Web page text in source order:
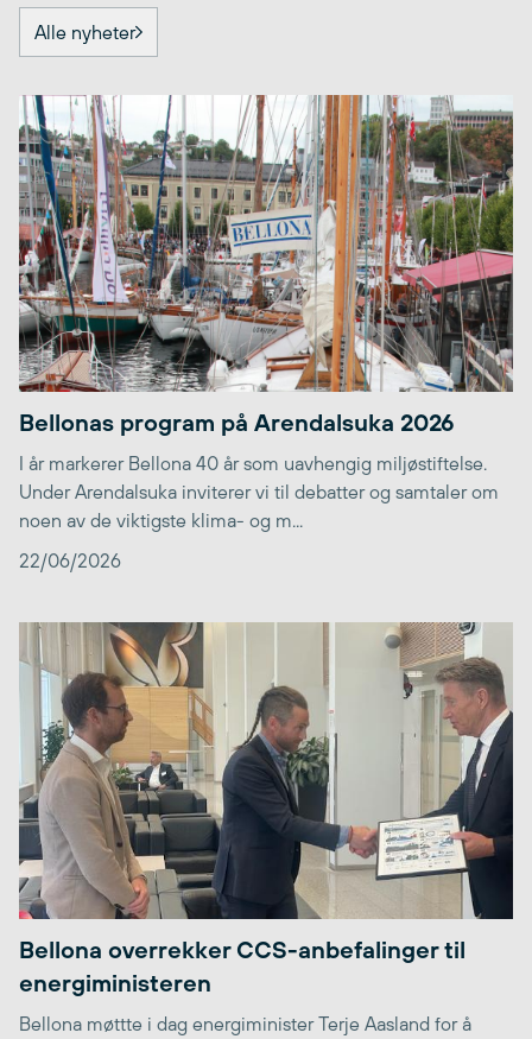
Alle nyheter
Bellonas program på Arendalsuka 2026
I år markerer Bellona 40 år som uavhengig miljøstiftelse.
Under Arendalsuka inviterer vi til debatter og samtaler om
noen av de viktigste klima- og m...
22/06/2026
Bellona overrekker CCS-anbefalinger til
energiministeren
Bellona møttte i dag energiminister Terje Aasland for å